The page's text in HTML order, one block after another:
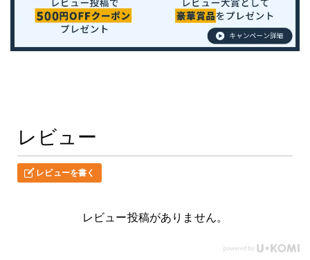
レビュー
レビューを書く
レビュー投稿がありません。